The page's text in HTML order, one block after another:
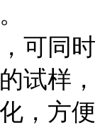
可同时
试样，
，方便